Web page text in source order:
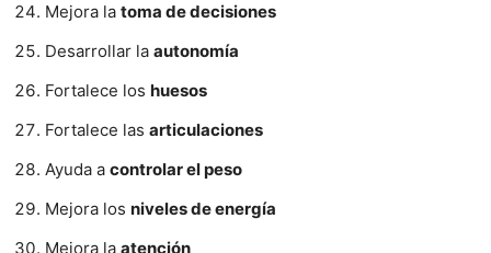
Mejora la toma de decisiones
Desarrollar la autonomía
Fortalece los huesos
Fortalece las articulaciones
Ayuda a controlar el peso
Mejora los niveles de energía
Mejora la atención